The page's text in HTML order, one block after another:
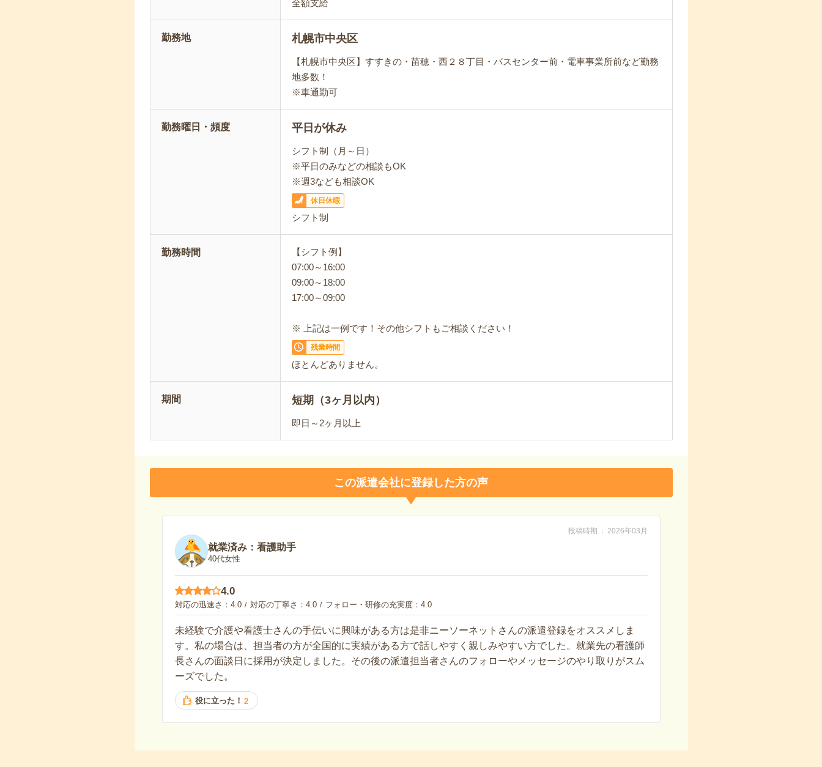
全額支給
勤務地 札幌市中央区
【札幌市中央区】すすきの・苗穂・西２８丁目・バスセンター前・電車事業所前など勤務
地多数！
※車通勤可
勤務曜日・頻度 平日が休み
シフト制（月～日）
※平日のみなどの相談もOK
※週3なども相談OK
休日休暇
シフト制
勤務時間
【シフト例】
07:00～16:00
09:00～18:00
17:00～09:00
※ 上記は一例です！その他シフトもご相談ください！
残業時間
ほとんどありません。
期間 短期（3ヶ月以内）
即日～2ヶ月以上
この派遣会社に登録した方の声
投稿時期 2026年03月
就業済み：看護助手
40代女性
4.0
対応の迅速さ 4.0 対応の丁寧さ 4.0 フォロー・研修の充実度 4.0
未経験で介護や看護士さんの手伝いに興味がある方は是非ニーソーネットさんの派遣登録をオススメしま
す。私の場合は、担当者の方が全国的に実績がある方で話しやすく親しみやすい方でした。就業先の看護師
長さんの面談日に採用が決定しました。その後の派遣担当者さんのフォローやメッセージのやり取りがスム
ーズでした。
役に立った！ 2